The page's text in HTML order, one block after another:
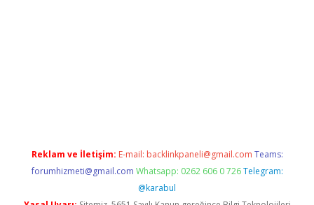
Reklam ve İletişim: E-mail: backlinkpaneli@gmail.com Teams:
forumhizmeti@gmail.com Whatsapp: 0262 606 0 726 Telegram:
@karabul